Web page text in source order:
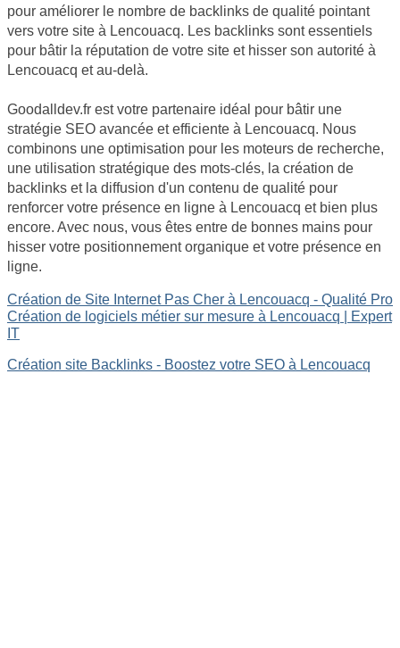
pour améliorer le nombre de backlinks de qualité pointant
vers votre site à Lencouacq. Les backlinks sont essentiels
pour bâtir la réputation de votre site et hisser son autorité à
Lencouacq et au-delà.
Goodalldev.fr est votre partenaire idéal pour bâtir une
stratégie SEO avancée et efficiente à Lencouacq. Nous
combinons une optimisation pour les moteurs de recherche,
une utilisation stratégique des mots-clés, la création de
backlinks et la diffusion d'un contenu de qualité pour
renforcer votre présence en ligne à Lencouacq et bien plus
encore. Avec nous, vous êtes entre de bonnes mains pour
hisser votre positionnement organique et votre présence en
ligne.
Création de Site Internet Pas Cher à Lencouacq - Qualité Pro
Création de logiciels métier sur mesure à Lencouacq | Expert
IT
Création site Backlinks - Boostez votre SEO à Lencouacq